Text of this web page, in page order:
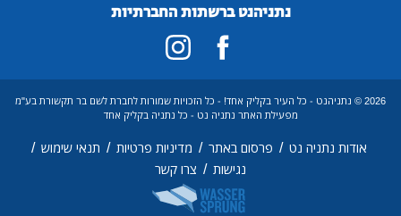
נתניהנט ברשתות החברתיות
2026 © נתניהנט - כל העיר בקליק אחד! - כל הזכויות שמורות לחברת לשם בר תקשורת בע"מ
מפעילת האתר נתניה נט - כל נתניה בקליק אחד
אודות נתניה נט / פרסום באתר / מדיניות פרטיות / תנאי שימוש /
נגישות / צרו קשר